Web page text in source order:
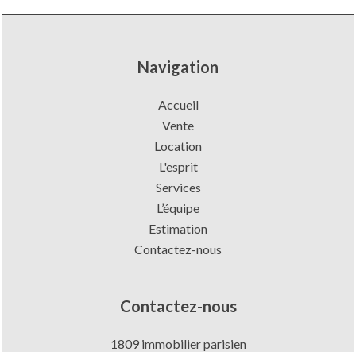
Navigation
Accueil
Vente
Location
L'esprit
Services
L’équipe
Estimation
Contactez-nous
Contactez-nous
1809 immobilier parisien